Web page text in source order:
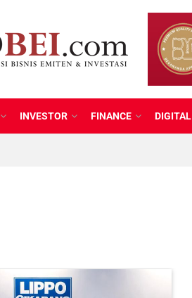
INVESTOR FINANCE DIGITAL